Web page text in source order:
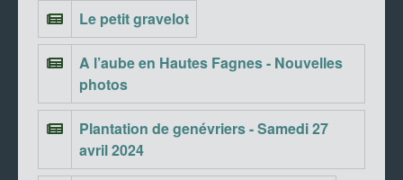
Le petit gravelot
A l’aube en Hautes Fagnes - Nouvelles
photos
Plantation de genévriers - Samedi 27
avril 2024